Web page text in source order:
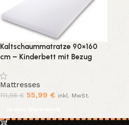
Kaltschaummatratze 90×160
cm – Kinderbett mit Bezug
Mattresses
111,98€ 55,99 € inkl. MwSt.
In den Warenkorb